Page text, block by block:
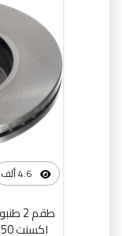
طقم
اكسنت SMB 51712-21350 - 51712-21350